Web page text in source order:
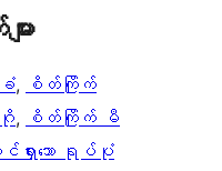
ား
ခံ,
စိတ်ကြိုက်
,
စိတ်ကြိုက် မီ
ထင်ရှားသော ရုပ်ပုံ